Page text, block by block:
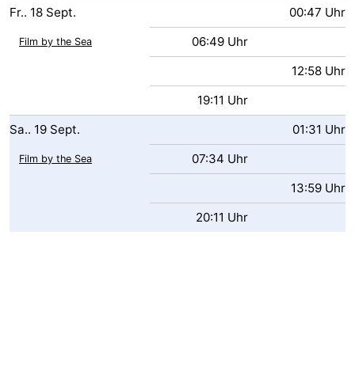
Fr.. 18 Sept. 00:47 Uhr
Film by the Sea
06:49 Uhr
12:58 Uhr
19:11 Uhr
Sa.. 19 Sept. 01:31 Uhr
Film by the Sea
07:34 Uhr
13:59 Uhr
20:11 Uhr